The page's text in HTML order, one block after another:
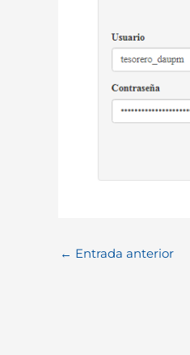
← Entrada anterior